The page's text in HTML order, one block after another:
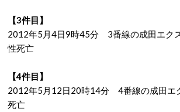
【3件目】
2012年5月4日9時45分 3番線の成田エク
性死亡
【4件目】
2012年5月12日20時14分 4番線の成田エ
死亡